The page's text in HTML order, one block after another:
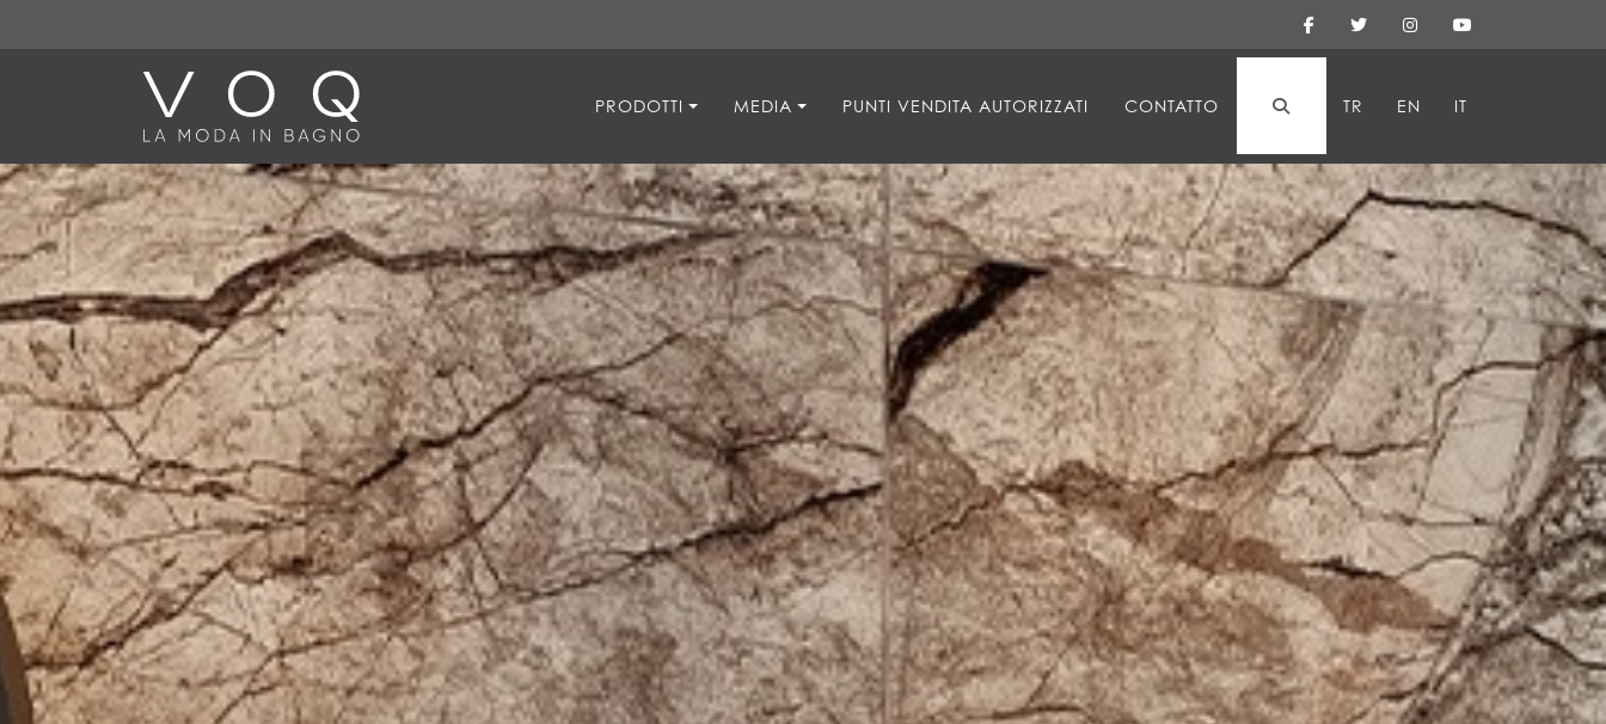
PRODOTTI MEDIA PUNTI VENDITA AUTORIZZATI CONTATTO TR EN IT